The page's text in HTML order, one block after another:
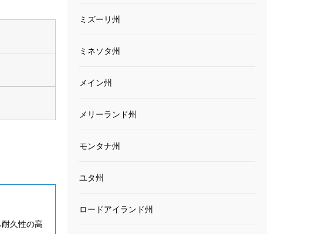
久性の高
ミズーリ州
ミネソタ州
メイン州
メリーランド州
モンタナ州
ユタ州
ロードアイランド州